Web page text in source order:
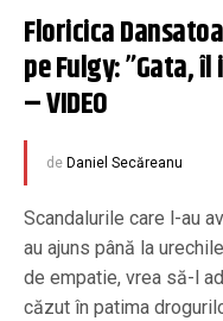
Floricica
pe Fulgy: ”Gata,
– VIDEO
de Daniel Secăreanu
Scandalurile care l-au
au ajuns până la
de empatie, vrea să-l
căzut în patima